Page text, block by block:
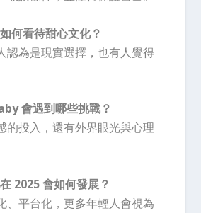
何看待甜心文化？
認為是現實選擇，也有人覺得
會遇到哪些挑戰？
的投入，還有外界眼光與心理
2025 會如何發展？
、平台化，更多年輕人會視為